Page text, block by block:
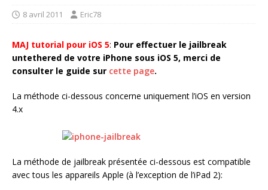
8 avril 2011 Eric78
MAJ tutorial pour iOS 5: Pour effectuer le jailbreak
untethered de votre iPhone sous iOS 5, merci de
consulter le guide sur cette page.
La méthode ci-dessous concerne uniquement l’iOS en version
4.x
La méthode de jailbreak présentée ci-dessous est compatible
avec tous les appareils Apple (à l’exception de l’iPad 2):